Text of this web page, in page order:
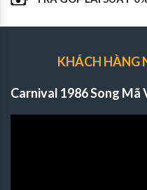
KHÁCH HÀNG
Carnival 1986 Song